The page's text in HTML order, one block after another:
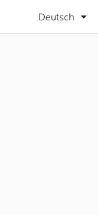
Sprache